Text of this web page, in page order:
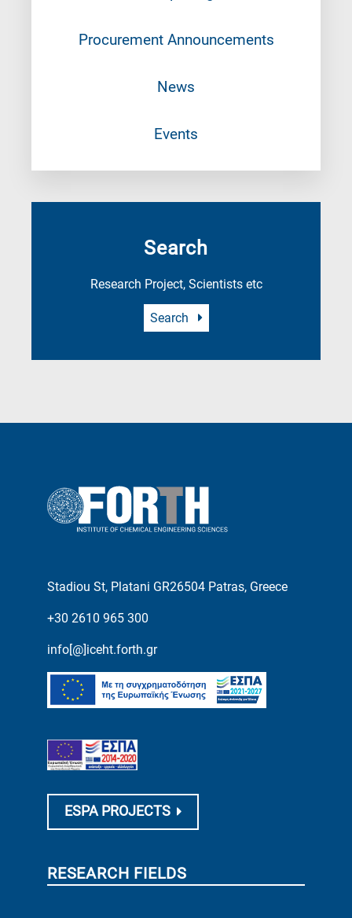
Procurement Announcements
News
Events
Search
Research Project, Scientists etc
Search
Stadiou St, Platani GR26504 Patras, Greece
+30 2610 965 300
info[@]iceht.forth.gr
ESPA PROJECTS
RESEARCH FIELDS